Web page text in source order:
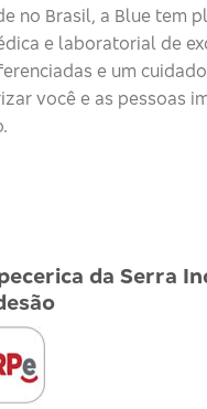
no Brasil, a Blue tem
e laboratorial de
e um
você e as pessoas
da Serra